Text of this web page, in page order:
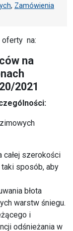
, Zamówienia
oferty na:
na
2021
całej szerokości
sposób, aby
błota
warstw śniegu.
i
odśnieżania w